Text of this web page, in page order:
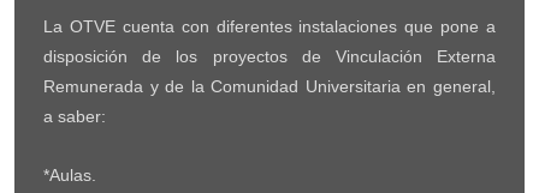
La OTVE cuenta con diferentes instalaciones que pone a
disposición de los proyectos de Vinculación Externa
Remunerada y de la Comunidad Universitaria en general,
a saber:
*Aulas.